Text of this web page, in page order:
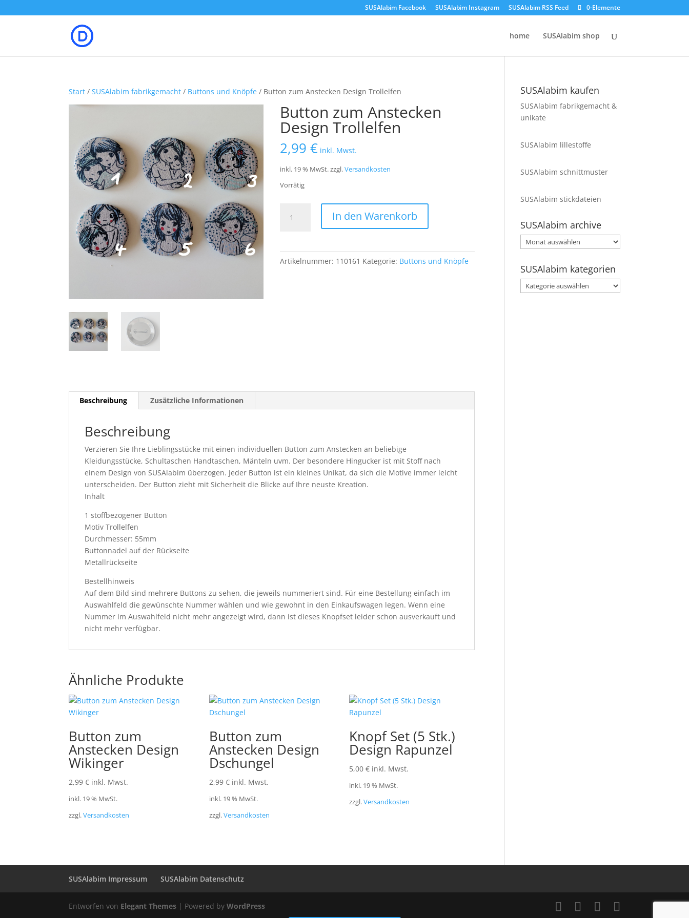
SUSAlabim Facebook SUSAlabim Instagram SUSAlabim RSS Feed 0-Elemente
home SUSAlabim shop
Start /SUSAlabim fabrikgemacht / Buttons und Knöpfe / Button zum Anstecken Design Trollelfen
Button zum Anstecken
Design Trollelfen
2,99€ inkl. Mwst.
inkl. 19 % MwSt.zzgl.Versandkosten
Vorrätig
zum
Trollelfen
In den Warenkorb
Artikelnummer: 110161 Kategorie: Buttons und Knöpfe
Beschreibung Zusätzliche Informationen
Beschreibung
Verzieren Sie Ihre Lieblingsstücke mit einen individuellen Button zum Anstecken an beliebige
Kleidungsstücke, Schultaschen Handtaschen, Mänteln uvm. Der besondere Hingucker ist mit Stoff nach
einem Design von SUSAlabim überzogen. Jeder Button ist ein kleines Unikat, da sich die Motive immer leicht
unterscheiden. Der Button zieht mit Sicherheit die Blicke auf Ihre neuste Kreation.
Inhalt
1 stoffbezogener Button
Motiv Trollelfen
Durchmesser: 55mm
Buttonnadel auf der Rückseite
Metallrückseite
Bestellhinweis
Auf dem Bild sind mehrere Buttons zu sehen, die jeweils nummeriert sind. Für eine Bestellung einfach im
Auswahlfeld die gewünschte Nummer wählen und wie gewohnt in den Einkaufswagen legen. Wenn eine
Nummer im Auswahlfeld nicht mehr angezeigt wird, dann ist dieses Knopfset leider schon ausverkauft und
nicht mehr verfügbar.
Ähnliche Produkte
Button zum
Anstecken Design
Wikinger
2,99€ inkl. Mwst.
inkl. 19 % MwSt.
zzgl.Versandkosten
Button zum
Anstecken Design
Dschungel
2,99 € inkl. Mwst.
inkl. 19 % MwSt.
zzgl.Versandkosten
Knopf Set (5 Stk.)
Design Rapunzel
5,00€ inkl. Mwst.
inkl. 19 % MwSt.
zzgl.Versandkosten
SUSAlabim kaufen
SUSAlabim fabrikgemacht &
unikate
SUSAlabim lillestoffe
SUSAlabim schnittmuster
SUSAlabim stickdateien
SUSAlabim archive
SUSAlabim
archive
SUSAlabim kategorien
SUSAlabim
kategorien
SUSAlabim Impressum SUSAlabim Datenschutz
Entworfen von Elegant Themes | Powered byWordPress